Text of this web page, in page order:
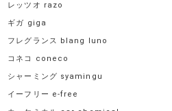
レッツオ razo
ギガ giga
フレグランス blang luno
コネコ coneco
シャーミング syamingu
イーフリー e-free